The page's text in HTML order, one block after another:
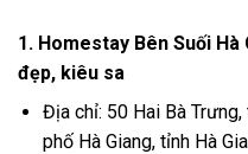
1. Homestay Bên Suối
đẹp, kiêu sa
Địa chỉ: 50 Hai Bà
phố Hà Giang, tỉnh Hà